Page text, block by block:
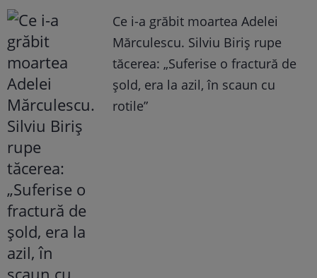
Ce i-a grăbit moartea Adelei
Mărculescu. Silviu Biriș rupe
tăcerea: „Suferise o fractură de
șold, era la azil, în scaun cu
rotile”